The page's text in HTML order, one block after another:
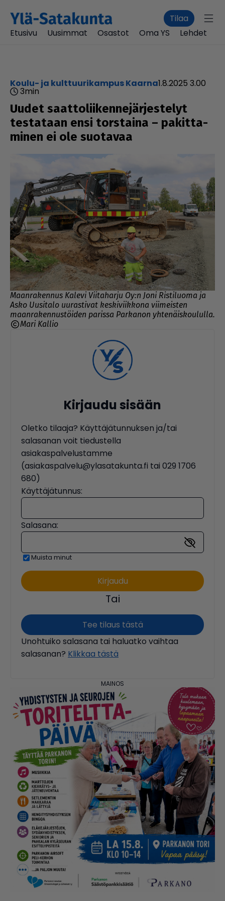
Tilaa
Etusivu
Uusimmat Osastot Oma YS Lehdet
Koulu- ja kulttuurikampus Kaarna1.8.2025 3.00
3min
Uudet saat­to­lii­ken­ne­jär­jes­te­lyt
testataan ensi torstaina – pakit­ta­
mi­nen ei ole suotavaa
Maanrakennus Kalevi Viitaharju Oy:n Joni Ristiluoma ja
Asko Uusitalo uurastivat keskiviikkona viimeisten
maanrakennustöiden parissa Parkanon yhtenäiskoululla.
Mari Kallio
Kirjaudu sisään
Oletko tilaaja? Käyttäjätunnuksen ja/tai
salasanan voit tiedustella
asiakaspalvelustamme
(asiakaspalvelu@ylasatakunta.fi tai 029 1706
680)
Käyttäjätunnus:
Salasana:
Muista minut
Tai
Tee tilaus tästä
Unohtuiko salasana tai haluatko vaihtaa
salasanan? Klikkaa tästä